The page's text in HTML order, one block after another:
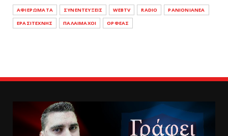
ΑΦΙΕΡΩΜΑΤΑ ΣΥΝΕΝΤΕΥΞΕΙΣ WEBTV RADIO
PANIONIANEA
ΕΡΑΣΙΤΕΧΝΗΣ
ΠΑΛΑΙΜΑΧΟΙ ΟΡΦΕΑΣ